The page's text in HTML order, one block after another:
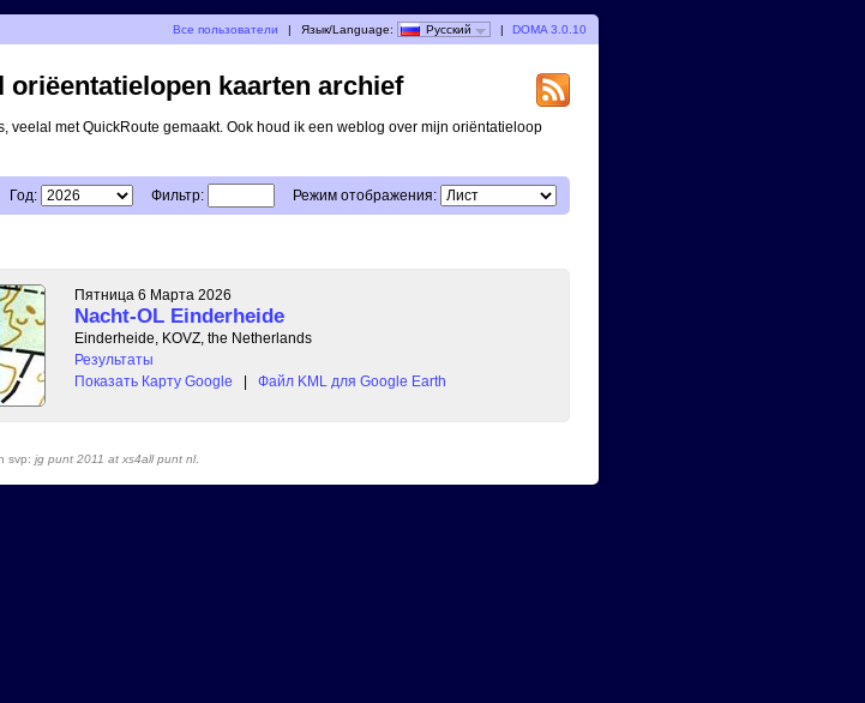
Все пользователи | Язык/Language: Русский | DOMA 3.0.10
kaarten archief
veelal met QuickRoute gemaakt. Ook houd ik een weblog over mijn oriëntatieloop
Год: Фильтр: Режим отображения:
Пятница 6 Марта 2026
Nacht-OL Einderheide
Einderheide, KOVZ, the Netherlands
Результаты
Показать Карту Google
| Файл KML для Google Earth
svp: jg punt 2011 at xs4all punt nl.